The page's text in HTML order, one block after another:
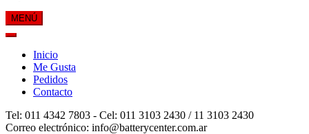
MENÚ
Inicio
Me Gusta
Pedidos
Contacto
Tel: 011 4342 7803 - Cel: 011 3103 2430 / 11 3103 2430
Correo electrónico: info@batterycenter.com.ar